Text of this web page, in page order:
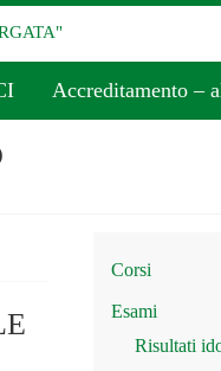
Accreditamento –
Corsi
Esami
Risultati